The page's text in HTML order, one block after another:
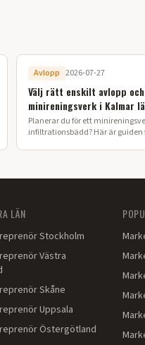
Avlopp 2026-07-27
Välj rätt enskilt avlopp och
minireningsverk i Kalmar
Planerar du för ett
infiltrationsbädd? Här är guiden
LÄN
Stockholm
Västra
Skåne
Uppsala
Östergötland